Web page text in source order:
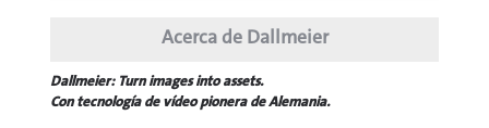
Acerca de Dallmeier
Dallmeier: Turn images into assets.
Con tecnología de vídeo pionera de Alemania.